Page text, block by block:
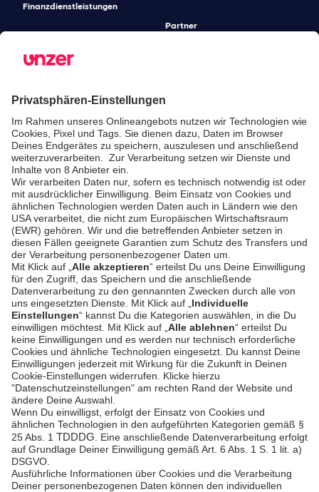
Finanzdienstleistungen
Lösungen
Commerce
Risikomanagement
Preise
Partner
SICHERHEIT & COMPLIANCE
Sicherheit
PSD2 - Starke
Kundenauthentifizierung
PCI DSS -
Datensicherheit
Betrugsprävention
SERVICE & SUPPORT
Entwickler-
Dokumentation
Dokumentation
Unzer Austria
Rechtliche
Dokumente
Hilfe-Center
Status
Feedback &